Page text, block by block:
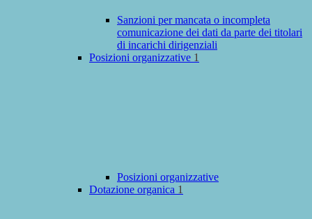
Sanzioni per mancata o incompleta
comunicazione dei dati da parte dei titolari
di incarichi dirigenziali
Posizioni organizzative 1
Posizioni organizzative
Dotazione organica 1